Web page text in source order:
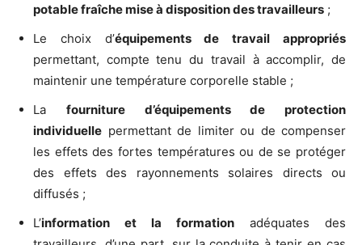
potable fraîche mise à disposition des travailleurs ;
Le choix d’équipements de travail appropriés
permettant, compte tenu du travail à accomplir, de
maintenir une température corporelle stable ;
La fourniture d’équipements de protection
individuelle permettant de limiter ou de compenser
les effets des fortes températures ou de se protéger
des effets des rayonnements solaires directs ou
diffusés ;
L’information et la formation adéquates des